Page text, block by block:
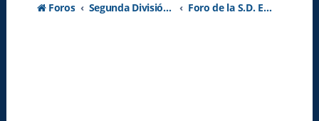
Foros Segunda División A - Temporada 2026-2027 Foro de la S.D. Eibar